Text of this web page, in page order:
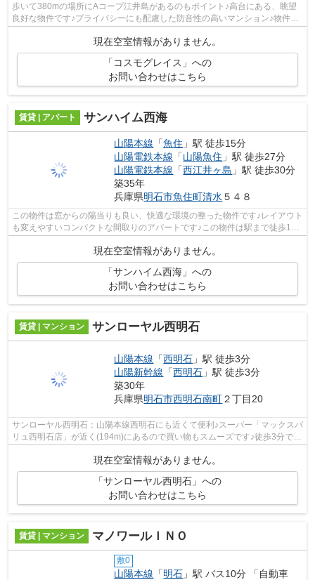
歩いて380mの場所にAコープ江井島があるのもポイント♪高台にある、眺望
良好な物件です♪プライバシーにも配慮した防音性の高いマンション♪物件の
現在空室情報がありません。
「コスモグレイス」への
お問い合わせはこちら
賃貸 | アパート サンハイム西海
山陽本線 「魚住 」駅 徒歩15分
山陽電鉄本線 「山陽魚住 」駅 徒歩27分
山陽電鉄本線 「西江井ヶ島 」駅 徒歩30分
築35年
兵庫県明石市魚住町清水 ５４８
この物件は窓からの陽当りも良い、快適な環境の整った物件です♪レイアウト
も変えやすいコンパクトな間取りのアパートです♪この物件は駅まで徒歩15
現在空室情報がありません。
「サンハイム西海」への
お問い合わせはこちら
賃貸 | マンション サンローヤル西明石
山陽本線 「西明石 」駅 徒歩3分
山陽新幹線 「西明石 」駅 徒歩3分
築30年
兵庫県明石市西明石南町２丁目20
サンローヤル西明石：山陽本線西明石にも近くて便利♪スーパー「マックスバ
リュ西明石店」が近く(194m)にあるので買い物もスムーズです♪徒歩3分で駅
現在空室情報がありません。
「サンローヤル西明石」への
お問い合わせはこちら
賃貸 | マンション マノワールＩＮＯ
敷0
山陽本線 「明石 」駅 バス10分 「自動車